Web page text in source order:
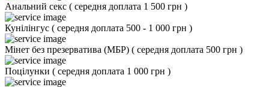
Анальний секс ( середня доплата 1 500 грн )
Кунілінгус ( середня доплата 500 - 1 000 грн )
Мінет без презерватива (МБР) ( середня доплата 500 грн )
Поцілунки ( середня доплата 1 000 грн )